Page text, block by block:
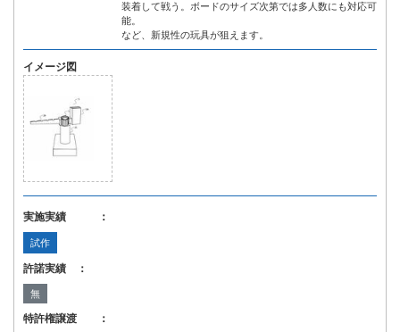
装着して戦う。ボードのサイズ次第では多人数にも対応可
能。
など、新規性の玩具が狙えます。
イメージ図
実施実績 ：
試作
許諾実績 ：
無
特許権譲渡 ：